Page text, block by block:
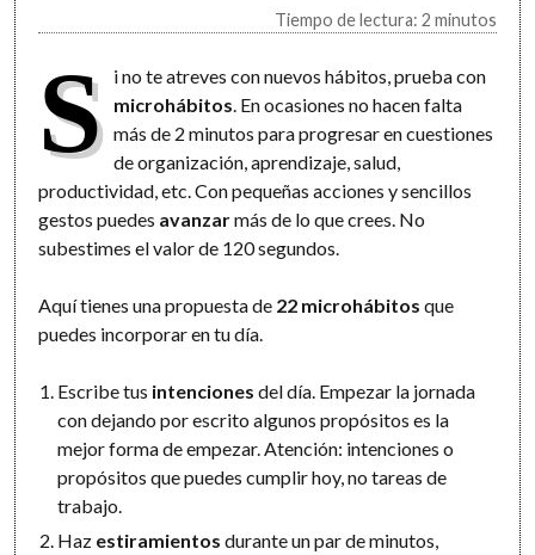
Tiempo de lectura: 2 minutos
S i no te atreves con nuevos hábitos, prueba con
microhábitos . En ocasiones no hacen falta
más de 2 minutos para progresar en cuestiones
de organización, aprendizaje, salud,
productividad, etc. Con pequeñas acciones y sencillos
gestos puedes avanzarmás de lo que crees. No
subestimes el valor de 120 segundos.
Aquí tienes una propuesta de 22 microhábitos que
puedes incorporar en tu día.
Escribe tus intenciones del día. Empezar la jornada
con dejando por escrito algunos propósitos es la
mejor forma de empezar. Atención: intenciones o
propósitos que puedes cumplir hoy, no tareas de
trabajo.
Haz estiramientos durante un par de minutos,